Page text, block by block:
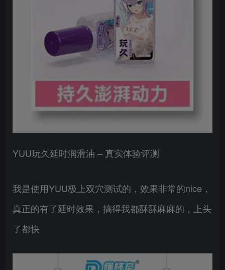
YUU玩久延时润滑油 – 真实体验评测
我是使用YUU极上双穴测试的，效果非常的nice，
真正的有了延时效果，搞得我都酥酥麻麻的，上头
了都快